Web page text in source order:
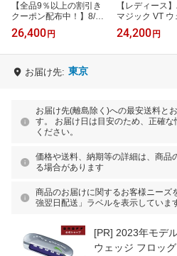
【全品9％以上の割引き
クーポン配布中！】8/11
まで ONOFF オノフ レ
ディース LADY FROG'S
26,400 円
【レディース
マジック VT ウ
リジナルカーボ
ト
24,200 円
お届け先: 東京
お届け先(離島除く)への最安送料と
す。 お届け日は目安のため、正確
ください。
価格や送料、納期等の詳細は、商品
る場合があります
商品のお届けに関するお客様ニーズ
強翌日配送」ラベルを表示していま
[PR] 2023年モデ
ウェッジ フロッ